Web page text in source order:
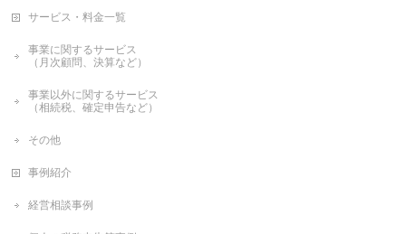
サービス・料金一覧
事業に関するサービス
（月次顧問、決算など）
事業以外に関するサービス
（相続税、確定申告など）
その他
事例紹介
経営相談事例